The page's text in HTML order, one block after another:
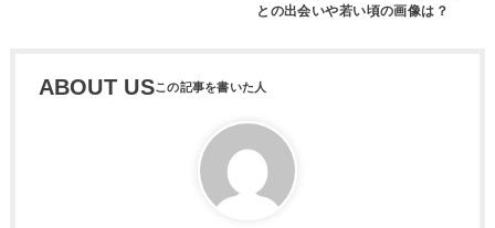
との出会いや若い頃の画像は？
ABOUT US